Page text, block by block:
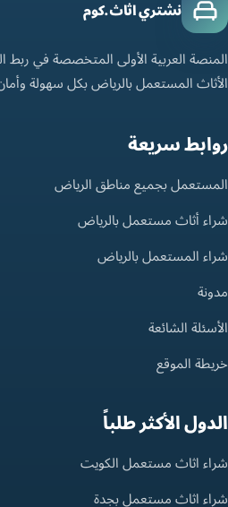
نشتري اثاث.كوم
المنصة العربية الأولى المتخصصة في ربط
الأثاث المستعمل بالرياض بكل سهولة
روابط سريعة
المستعمل بجميع مناطق الرياض
شراء أثاث مستعمل بالرياض
شراء المستعمل بالرياض
مدونة
الأسئلة الشائعة
خريطة الموقع
الدول الأكثر طلباً
شراء اثاث مستعمل الكويت
شراء اثاث مستعمل بجدة